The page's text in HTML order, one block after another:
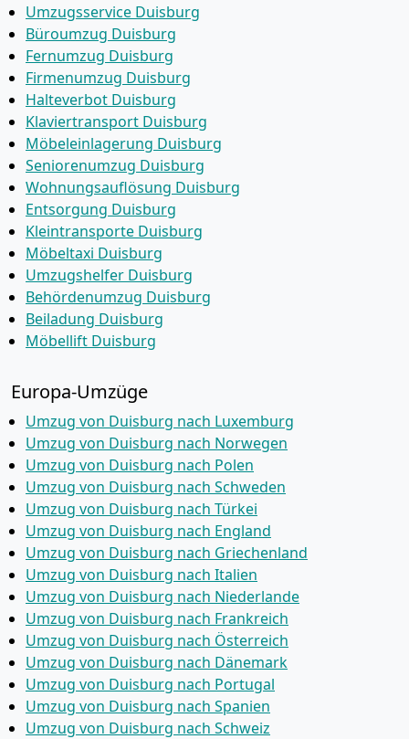
Umzugsservice Duisburg
Büroumzug Duisburg
Fernumzug Duisburg
Firmenumzug Duisburg
Halteverbot Duisburg
Klaviertransport Duisburg
Möbeleinlagerung Duisburg
Seniorenumzug Duisburg
Wohnungsauflösung Duisburg
Entsorgung Duisburg
Kleintransporte Duisburg
Möbeltaxi Duisburg
Umzugshelfer Duisburg
Behördenumzug Duisburg
Beiladung Duisburg
Möbellift Duisburg
Europa-Umzüge
Umzug von Duisburg nach Luxemburg
Umzug von Duisburg nach Norwegen
Umzug von Duisburg nach Polen
Umzug von Duisburg nach Schweden
Umzug von Duisburg nach Türkei
Umzug von Duisburg nach England
Umzug von Duisburg nach Griechenland
Umzug von Duisburg nach Italien
Umzug von Duisburg nach Niederlande
Umzug von Duisburg nach Frankreich
Umzug von Duisburg nach Österreich
Umzug von Duisburg nach Dänemark
Umzug von Duisburg nach Portugal
Umzug von Duisburg nach Spanien
Umzug von Duisburg nach Schweiz